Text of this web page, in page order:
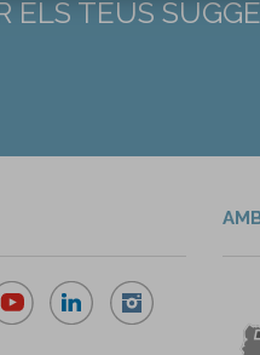
ELS TEUS